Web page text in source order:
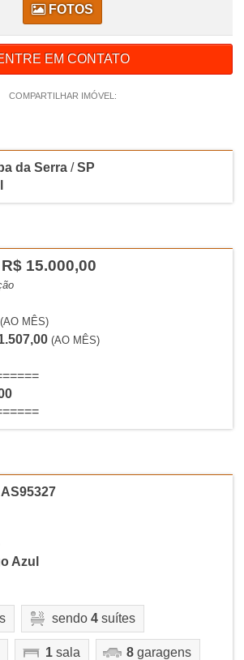
FOTOS
EM CONTATO
COMPARTILHAR IMÓVEL:
da Serra/SP
R$ 15.000,00
(AO MÊS)
(AO MÊS)
AS95327
Azul
sendo 4suítes
1sala 8garagens